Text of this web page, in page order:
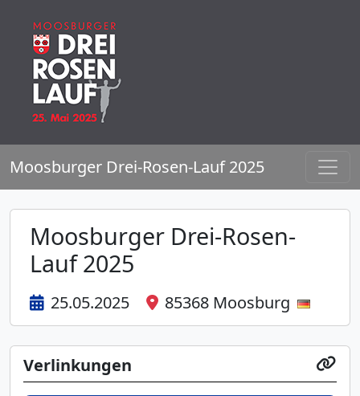
Moosburger Drei-Rosen-Lauf 2025
Moosburger Drei-Rosen-
Lauf 2025
25.05.2025 85368 Moosburg
Verlinkungen